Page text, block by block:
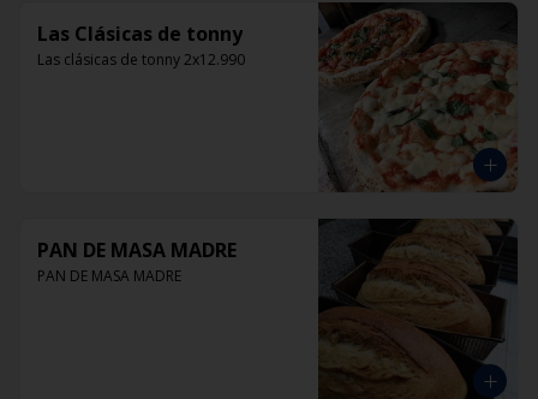
Las Clásicas de tonny
Las clásicas de tonny 2x12.990
PAN DE MASA MADRE
PAN DE MASA MADRE